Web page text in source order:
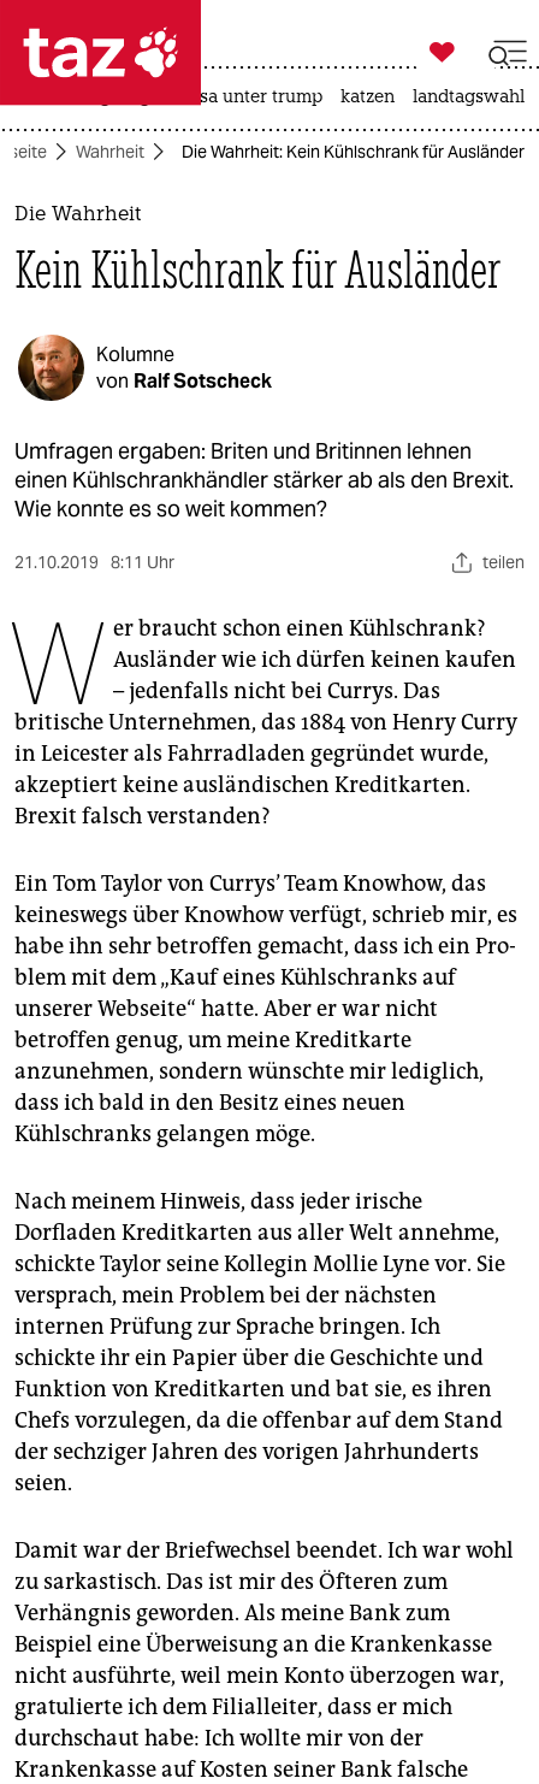
 taz zahl ich
taz zahl ich
themen
politik
öko
gesellschaft
kultur
sport
wahrheit
verlag
verlag
veranstaltungen
fragen & hilfe
unterstützen
abo
genossenschaft
epaper login

taz zahl ich
usa unter trump katzen landtagswahl
Wahrheit Die Wahrheit: Kein Kühlschrank für Ausländer
Die Wahrheit
Kein Kühlschrank für Ausländer
Kolumne
von Ralf Sotscheck
Umfragen ergaben: Briten und Britinnen lehnen
einen Kühlschrankhändler stärker ab als den Brexit.
Wie konnte es so weit kommen?
21.10.2019 8:11 Uhr teilen
W er braucht schon einen Kühlschrank?
Ausländer wie ich dürfen keinen kaufen
– jedenfalls nicht bei Currys. Das
britische Unternehmen, das 1884 von Henry Curry
in Leicester als Fahrradladen gegründet wurde,
akzeptiert keine ausländischen Kreditkarten.
Brexit falsch verstanden?
Ein Tom Taylor von Currys’ Team Knowhow, das
keineswegs über Knowhow verfügt, schrieb mir, es
habe ihn sehr betroffen gemacht, dass ich ein Pro­
blem mit dem „Kauf eines Kühlschranks auf
unserer Webseite“ hatte. Aber er war nicht
betroffen genug, um meine Kreditkarte
anzunehmen, sondern wünschte mir lediglich,
dass ich bald in den Besitz eines neuen
Kühlschranks gelangen möge.
Nach meinem Hinweis, dass jeder irische
Dorfladen Kreditkarten aus aller Welt annehme,
schickte Taylor seine Kollegin Mollie Lyne vor. Sie
versprach, mein Problem bei der nächsten
internen Prüfung zur Sprache bringen. Ich
schickte ihr ein Papier über die Geschichte und
Funktion von Kreditkarten und bat sie, es ihren
Chefs vorzulegen, da die offenbar auf dem Stand
der sechziger Jahren des vorigen Jahrhunderts
seien.
Damit war der Briefwechsel beendet. Ich war wohl
zu sarkastisch. Das ist mir des Öfteren zum
Verhängnis geworden. Als meine Bank zum
Beispiel eine Überweisung an die Krankenkasse
nicht ausführte, weil mein Konto überzogen war,
gratulierte ich dem Filialleiter, dass er mich
durchschaut habe: Ich wollte mir von der
Krankenkasse auf Kosten seiner Bank falsche